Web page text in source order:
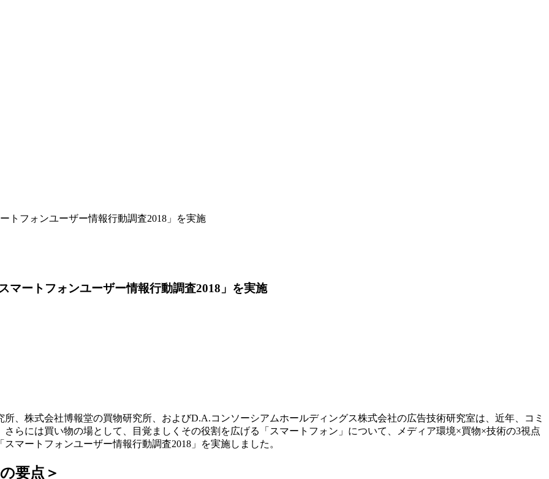
トフォンユーザー情報行動調査2018」を実施
ートフォンユーザー情報行動調査2018」を実施
、株式会社博報堂の買物研究所、およびD.A.コンソーシアムホールディングス株式会社の広告技術研究室は、近年、コミ
らには買い物の場として、目覚ましくその役割を広げる「スマートフォン」について、メディア環境×買物×技術の3視点
マートフォンユーザー情報行動調査2018」を実施しました。
要点＞